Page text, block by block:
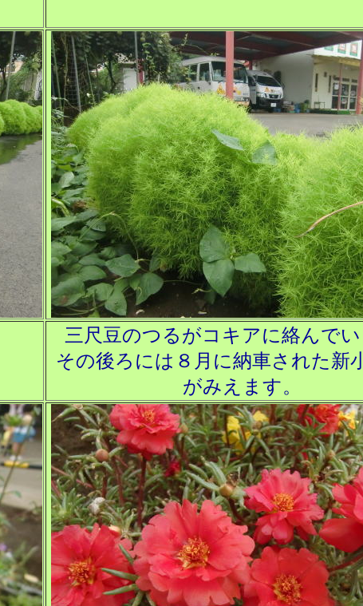
三尺豆のつるがコキアに絡んで
その後ろには８月に納車された新
がみえます。